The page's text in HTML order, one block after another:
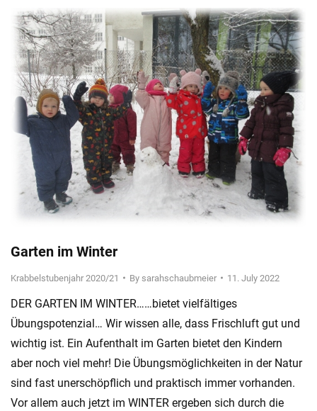
Garten im Winter
Krabbelstubenjahr 2020/21 By sarahschaubmeier 11. July 2022
DER GARTEN IM WINTER……bietet vielfältiges
Übungspotenzial… Wir wissen alle, dass Frischluft gut und
wichtig ist. Ein Aufenthalt im Garten bietet den Kindern
aber noch viel mehr! Die Übungsmöglichkeiten in der Natur
sind fast unerschöpflich und praktisch immer vorhanden.
Vor allem auch jetzt im WINTER ergeben sich durch die